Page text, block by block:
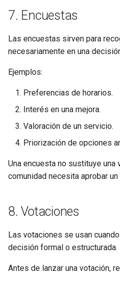
7. Encuestas
Las encuestas sirven para
necesariamente en una
Ejemplos:
Preferencias de horarios.
Interés en una mejora.
Valoración de un servicio.
Priorización de opciones
Una encuesta no sustituye una
comunidad necesita aprobar un
8. Votaciones
Las votaciones se usan
decisión formal o estructurada.
Antes de lanzar una votación,